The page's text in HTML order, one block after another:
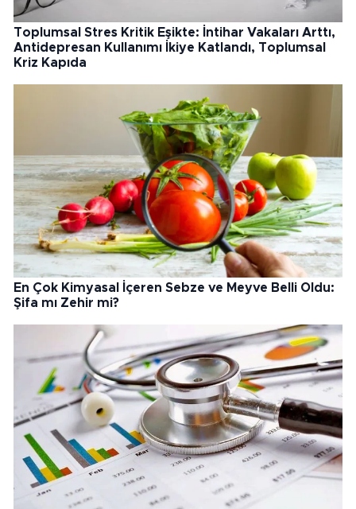
Toplumsal Stres Kritik Eşikte: İntihar Vakaları Arttı,
Antidepresan Kullanımı İkiye Katlandı, Toplumsal
Kriz Kapıda
En Çok Kimyasal İçeren Sebze ve Meyve Belli Oldu:
Şifa mı Zehir mi?